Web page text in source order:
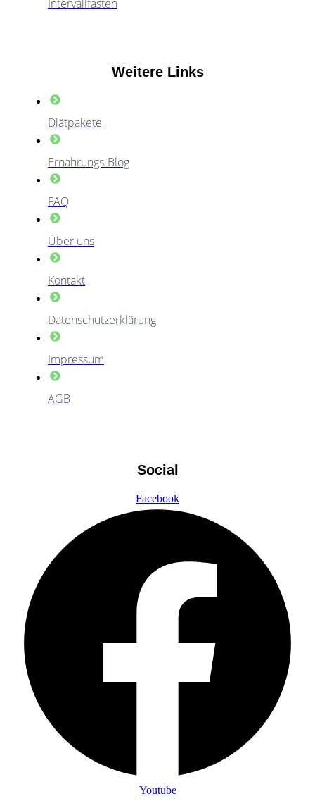
Intervallfasten
Weitere Links
Diätpakete
Ernährungs-Blog
FAQ
Über uns
Kontakt
Datenschutzerklärung
Impressum
AGB
Social
Facebook
Youtube